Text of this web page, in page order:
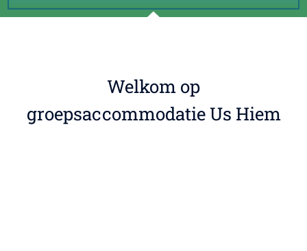
Welkom op
groepsaccommodatie Us Hiem